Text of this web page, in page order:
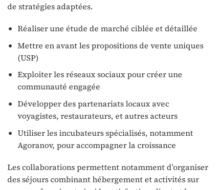
de stratégies adaptées.
Réaliser une étude de marché ciblée et détaillée
Mettre en avant les propositions de vente uniques
(USP)
Exploiter les réseaux sociaux pour créer une
communauté engagée
Développer des partenariats locaux avec
voyagistes, restaurateurs, et autres acteurs
Utiliser les incubateurs spécialisés, notamment
Agoranov, pour accompagner la croissance
Les collaborations permettent notamment d’organiser
des séjours combinant hébergement et activités sur